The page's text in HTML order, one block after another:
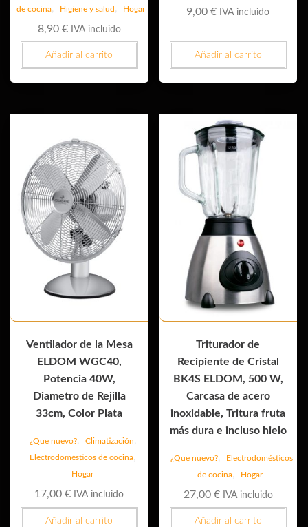
de cocina, Higiene y salud , Hogar
8,90 € IVA incluido
Añadir al carrito
9,00€ IVA incluido
Añadir al carrito
Ventilador de la Mesa
ELDOM WGC40,
Potencia 40W,
Diametro de Rejilla
33cm, Color Plata
¿Que nuevo?, Climatización,
Electrodomésticos de cocina,
Hogar
17,00€ IVA incluido
Añadir al carrito
Triturador de
Recipiente de Cristal
BK4S ELDOM, 500 W,
Carcasa de acero
inoxidable, Tritura fruta
más dura e incluso hielo
¿Que nuevo?,
Electrodomésticos
de cocina, Hogar
27,00 € IVA incluido
Añadir al carrito